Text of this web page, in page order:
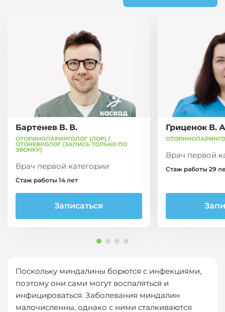
Бартенев В. В.
ОТОРИНОЛАРИНГОЛОГ (ЛОР) /
ОТОНЕВРОЛОГ (ЗАПИСЬ ТОЛЬКО ПО
ЗВОНКУ)
Врач первой категории
Стаж работы 14 лет
Записаться
Гриценок В.
Врач первой
Стаж работы 29
Поскольку миндалины борются с инфекциями,
поэтому они сами могут воспаляться и
инфицироваться. Заболевания миндалин
малочисленны, однако с ними сталкиваются